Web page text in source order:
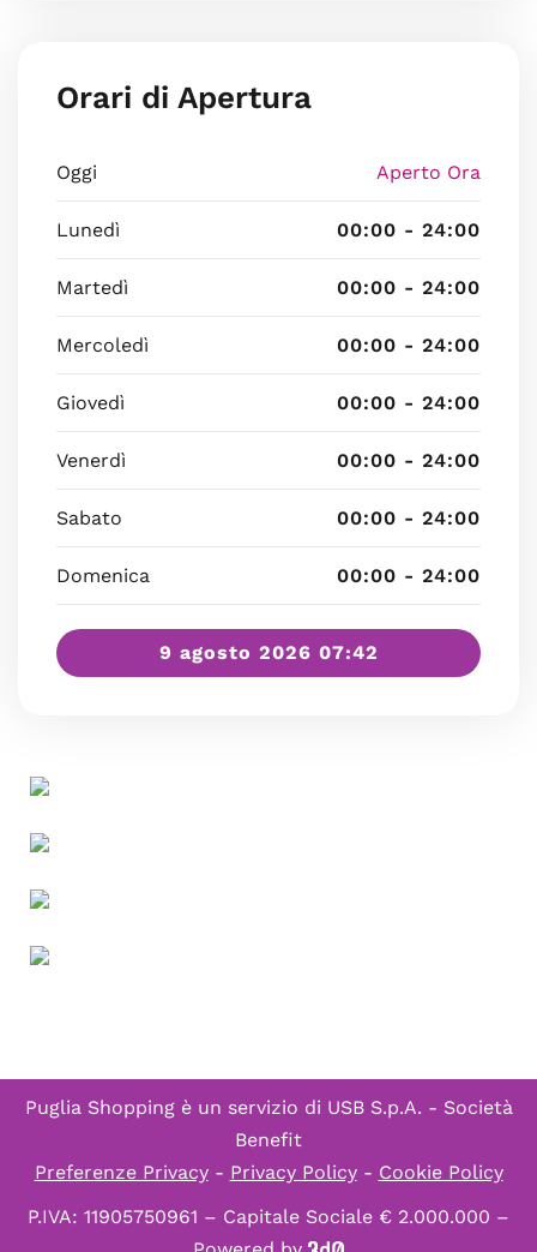
Orari di Apertura
Oggi Aperto Ora
Lunedì 00:00 - 24:00
Martedì 00:00 - 24:00
Mercoledì 00:00 - 24:00
Giovedì 00:00 - 24:00
Venerdì 00:00 - 24:00
Sabato 00:00 - 24:00
Domenica 00:00 - 24:00
9 agosto 2026 07:42
Puglia Shopping è un servizio di USB S.p.A. - Società
Benefit
Preferenze Privacy- Privacy Policy- Cookie Policy
P.IVA: 11905750961 – Capitale Sociale € 2.000.000 –